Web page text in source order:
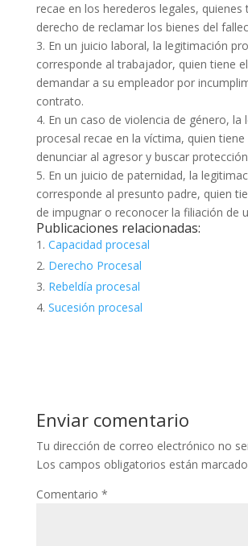
recae en los herederos legales, quienes
derecho de reclamar los bienes del
3. En un juicio laboral, la legitimación
corresponde al trabajador, quien tiene
demandar a su empleador por
contrato.
4. En un caso de violencia de género, la
procesal recae en la víctima, quien
denunciar al agresor y buscar
5. En un juicio de paternidad, la
corresponde al presunto padre, quien
de impugnar o reconocer la filiación de
Publicaciones relacionadas:
Capacidad procesal
Derecho Procesal
Rebeldía procesal
Sucesión procesal
Enviar comentario
Tu dirección de correo electrónico no
Los campos obligatorios están
Comentario *